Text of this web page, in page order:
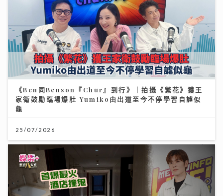
《Ben同Benson『Chur』到行》｜拍攝《繁花》獲王
家衛鼓勵臨場爆肚 Yumiko由出道至今不停學習自謔似
龜
25/07/2026